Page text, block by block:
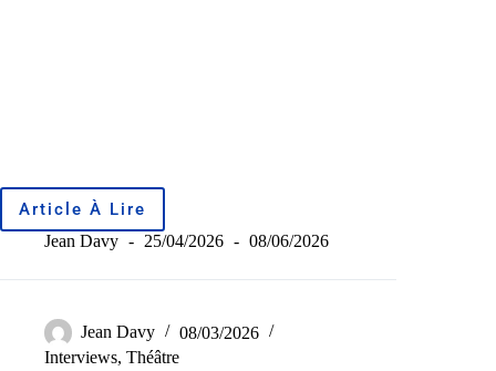
Article À Lire
Jean Davy 25/04/2026 08/06/2026
Jean Davy
08/03/2026
Interviews, Théâtre